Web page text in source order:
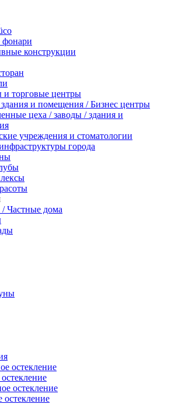
фонари
конструкции
и торговые центры
и помещения / Бизнес центры
цеха / заводы / здания и
учреждения и стоматологии
города
Частные дома
остекление
остекление
остекление